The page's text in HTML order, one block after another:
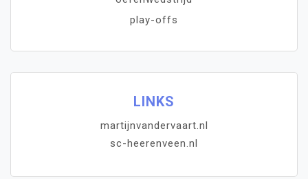
play-offs
LINKS
martijnvandervaart.nl
sc-heerenveen.nl